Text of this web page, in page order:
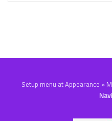
Setup menu at Appearance »